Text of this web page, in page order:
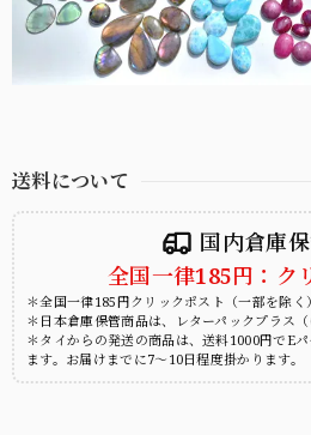
送料について
国内倉庫
全国一律185円：ク
＊全国一律185円クリックポスト（一部を除く）
＊日本倉庫保管商品は、レターパックプラス
＊タイからの発送の商品は、送料1000円でE
ます。お届けまでに7～10日程度掛かります。